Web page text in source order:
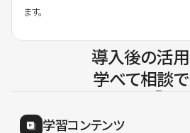
ます。
導入後の活用
学べて相談で
学習コンテンツ